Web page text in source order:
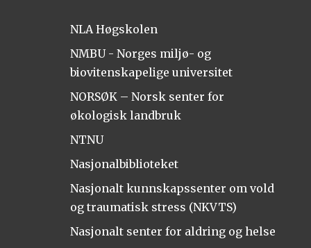
NLA Høgskolen
NMBU - Norges miljø- og
biovitenskapelige universitet
NORSØK – Norsk senter for
økologisk landbruk
NTNU
Nasjonalbiblioteket
Nasjonalt kunnskapssenter om vold
og traumatisk stress (NKVTS)
Nasjonalt senter for aldring og helse